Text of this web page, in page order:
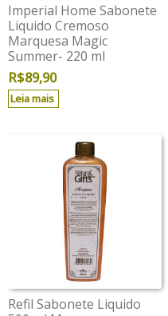
Imperial Home Sabonete
Liquido Cremoso
Marquesa Magic
Summer- 220 ml
R$89,90
Leia mais
Refil Sabonete Liquido